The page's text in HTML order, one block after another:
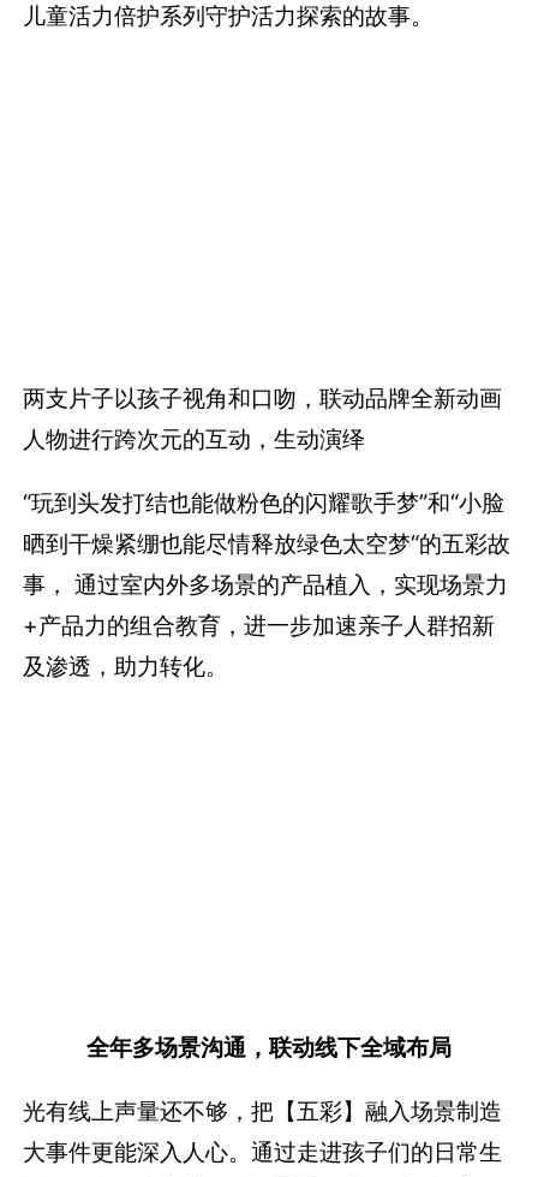
儿童活力倍护系列守护活力探索的故事。
两支片子以孩子视角和口吻，联动品牌全新动画
人物进行跨次元的互动，生动演绎
“玩到头发打结也能做粉色的闪耀歌手梦”和“小脸
晒到干燥紧绷也能尽情释放绿色太空梦“的五彩故
事， 通过室内外多场景的产品植入，实现场景力
+产品力的组合教育，进一步加速亲子人群招新
及渗透，助力转化。
全年多场景沟通，联动线下全域布局
光有线上声量还不够，把【五彩】融入场景制造
大事件更能深入人心。通过走进孩子们的日常生